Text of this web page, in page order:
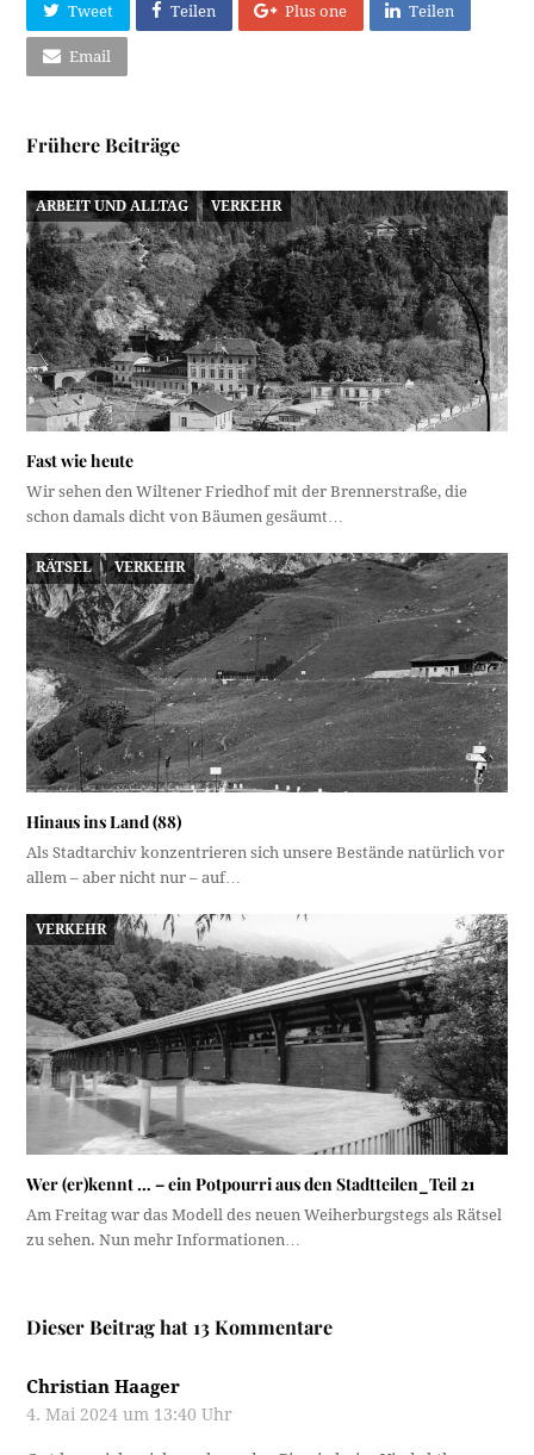
Tweet Teilen Plus one Teilen
Email
Frühere Beiträge
ARBEIT UND ALLTAG VERKEHR
Fast wie heute
Wir sehen den Wiltener Friedhof mit der Brennerstraße, die
schon damals dicht von Bäumen gesäumt…
RÄTSEL VERKEHR
Hinaus ins Land (88)
Als Stadtarchiv konzentrieren sich unsere Bestände natürlich vor
allem – aber nicht nur – auf…
VERKEHR
Wer (er)kennt … – ein Potpourri aus den Stadtteilen_Teil 21
Am Freitag war das Modell des neuen Weiherburgstegs als Rätsel
zu sehen. Nun mehr Informationen…
Dieser Beitrag hat 13 Kommentare
Christian Haager
4. Mai 2024 um 13:40 Uhr